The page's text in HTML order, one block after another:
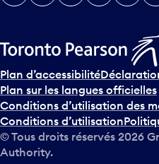
Plan d’accessibilité
Plan sur les langues officielles
Conditions d’utilisation des
Conditions d’utilisation
© Tous droits réservés 2026
Authority.